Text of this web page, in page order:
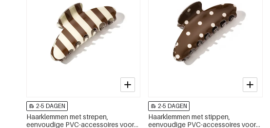
2-5 DAGEN
Haarklemmen met strepen,
eenvoudige PVC-accessoires voor
2-5 DAGEN
Haarklemmen met stippen,
eenvoudige PVC-accessoires voor